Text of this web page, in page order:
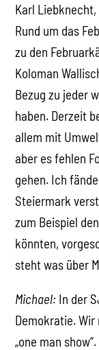
Karl
Rund um das
zu den
Koloman
Bezug zu jeder
haben. Derzeit
allem mit
aber es fehlen
gehen. Ich
Steiermark
zum Beispiel
könnten,
steht was über
Michael: In der
Demokratie.
„one man